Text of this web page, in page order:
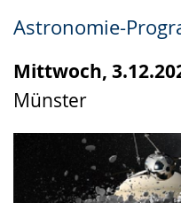
Astronomie-
Mittwoch,
Münster
Gebärdensprache
wird
angezeigt.